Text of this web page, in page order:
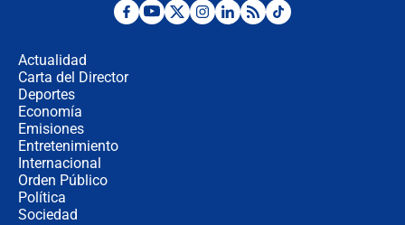
Posesión de Abelardo De La Espriella
Actualidad
Carta del Director
Deportes
Economía
Emisiones
Entretenimiento
Internacional
Orden Público
Política
Sociedad